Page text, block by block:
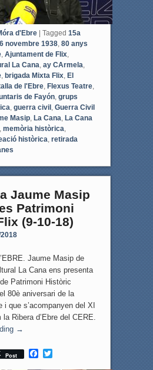
d'Ebre Tagged 15a
novembre 1938, 80 anys
, Ajuntament de Flix,
La Cana, ay CArmela,
, brigada Mixta Flix, El
de l'Ebre, Flexus Teatre,
de Fayón, grups
, guerra civil , Guerra Civil
Masip, La Cana, La Cana
, memòria històrica,
històrica, retirada
Jaume Masip
Patrimoni
(9-10-18)
Jaume Masip de
La Cana ens presenta
Patrimoni Històric
80è aniversari de la
i que s’acompanyen del XI
la Ribera d’Ebre del CERE.
→
Post
F
T